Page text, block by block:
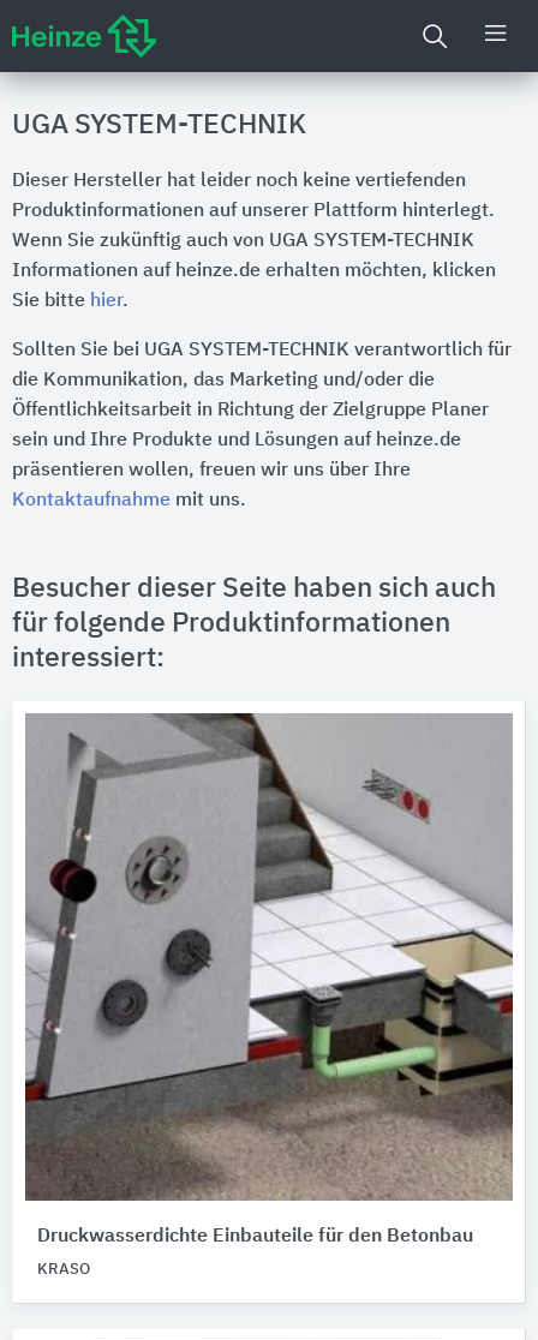
UGA SYSTEM-TECHNIK
Dieser Hersteller hat leider noch keine vertiefenden
Produktinformationen auf unserer Plattform hinterlegt.
Wenn Sie zukünftig auch von UGA SYSTEM-TECHNIK
Informationen auf heinze.de erhalten möchten, klicken
Sie bitte hier.
Sollten Sie bei UGA SYSTEM-TECHNIK verantwortlich für
die Kommunikation, das Marketing und/oder die
Öffentlichkeitsarbeit in Richtung der Zielgruppe Planer
sein und Ihre Produkte und Lösungen auf heinze.de
präsentieren wollen, freuen wir uns über Ihre
Kontaktaufnahme mit uns.
Besucher dieser Seite haben sich auch
für folgende Produktinformationen
interessiert:
Druckwasserdichte Einbauteile für den Betonbau
KRASO